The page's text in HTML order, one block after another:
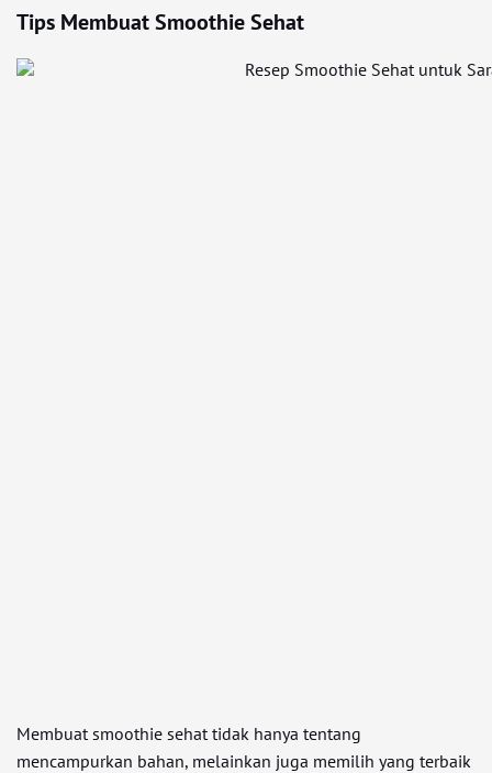
Tips Membuat Smoothie Sehat
Membuat smoothie sehat tidak hanya tentang
mencampurkan bahan, melainkan juga memilih yang terbaik